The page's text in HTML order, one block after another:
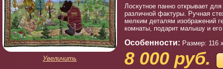
Увеличить
Лоскутное панно открывает
различной фактуры. Ручная
мелким деталям изображений
комнаты, подарит малышу и
Особенности: Размер: 116
8 000 руб.